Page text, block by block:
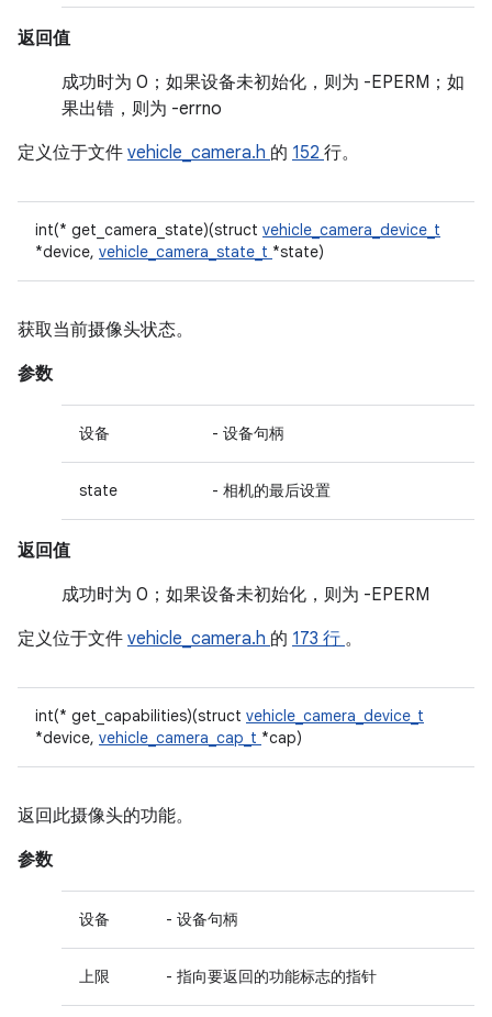
返回值
成功时为 0；如果设备未初始化，则为 -EPERM；如
果出错，则为 -errno
定义位于文件 vehicle_camera.h 的 152 行。
int(* get_camera_state)(struct vehicle_camera_device_t
*device, vehicle_camera_state_t *state)
获取当前摄像头状态。
参数
设备 - 设备句柄
state - 相机的最后设置
返回值
成功时为 0；如果设备未初始化，则为 -EPERM
定义位于文件 vehicle_camera.h 的 173 行 。
int(* get_capabilities)(struct vehicle_camera_device_t
*device, vehicle_camera_cap_t *cap)
返回此摄像头的功能。
参数
设备 - 设备句柄
上限 - 指向要返回的功能标志的指针